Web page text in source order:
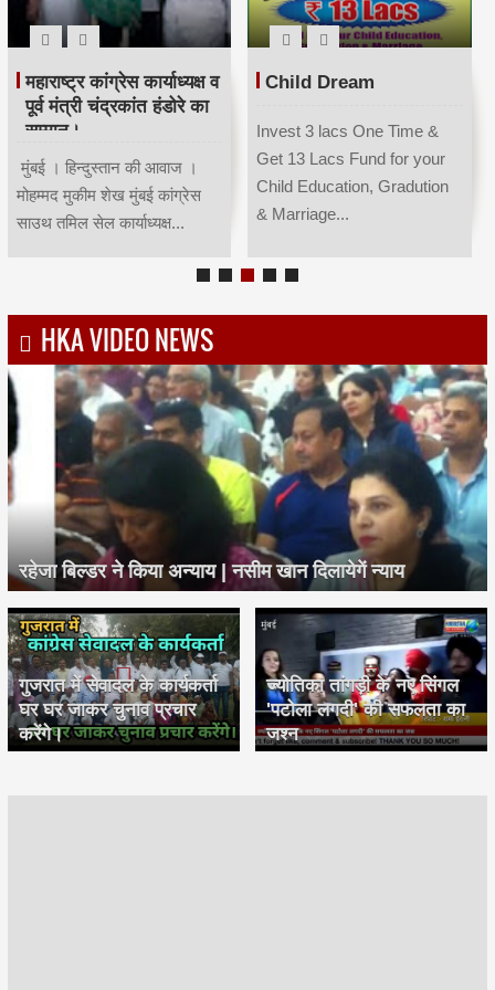
महाराष्ट्र कांग्रेस कार्याध्यक्ष व
पूर्व मंत्री चंद्रकांत हंडोरे का
सम्मान।
मुंबई । हिन्दुस्तान की आवाज ।
मोहम्मद मुकीम शेख मुंबई कांग्रेस
साउथ तमिल सेल कार्याध्यक्ष...
Child Dream
Invest 3 lacs One Time &
Get 13 Lacs Fund for your
Child Education, Gradution
& Marriage...
HKA VIDEO NEWS
रहेजा बिल्डर ने किया अन्याय | नसीम खान दिलायेगें न्याय
गुजरात में सेवादल के कार्यकर्ता
घर घर जाकर चुनाव प्रचार
करेंगे।
ज्योतिका तांगड़ी के नए सिंगल
'पटोला लगदी' की सफलता का
जश्न